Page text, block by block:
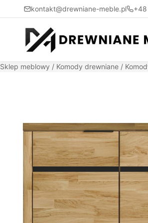
kontakt@drewniane-meble.pl
Sklep meblowy / Komody drewniane /